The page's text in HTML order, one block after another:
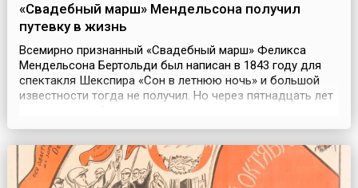
«Свадебный марш» Мендельсона получил
путевку в жизнь
Всемирно признанный «Свадебный марш» Феликса
Мендельсона Бертольди был написан в 1843 году для
спектакля Шекспира «Сон в летнюю ночь» и большой
известности тогда не получил. Но через пятнадцать лет
судьбоносным. Английская принцесса Виктория
кронпринцем Пруссии Фридрихом Вильгельмом IV...